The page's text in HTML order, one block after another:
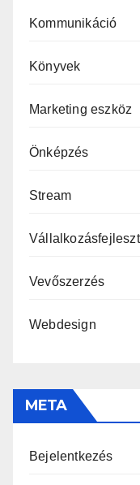
Kommunikáció
Könyvek
Marketing eszköz
Önképzés
Stream
Vevőszerzés
Webdesign
META
Bejelentkezés